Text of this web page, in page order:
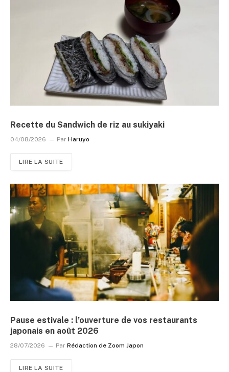
Recette du Sandwich de riz au sukiyaki
04/08/2026 Par Haruyo
LIRE LA SUITE
Pause estivale : l’ouverture de vos restaurants
japonais en août 2026
28/07/2026 Par Rédaction de Zoom Japon
LIRE LA SUITE